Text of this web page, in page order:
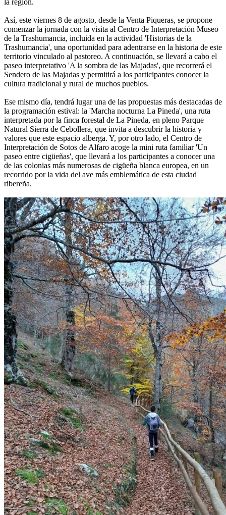
la región.
Así, este viernes 8 de agosto, desde la Venta Piqueras, se propone
comenzar la jornada con la visita al Centro de Interpretación Museo
de la Trashumancia, incluida en la actividad 'Historias de la
Trashumancia', una oportunidad para adentrarse en la historia de este
territorio vinculado al pastoreo. A continuación, se llevará a cabo el
paseo interpretativo 'A la sombra de las Majadas', que recorrerá el
Sendero de las Majadas y permitirá a los participantes conocer la
cultura tradicional y rural de muchos pueblos.
Ese mismo día, tendrá lugar una de las propuestas más destacadas de
la programación estival: la 'Marcha nocturna La Pineda', una ruta
interpretada por la finca forestal de La Pineda, en pleno Parque
Natural Sierra de Cebollera, que invita a descubrir la historia y
valores que este espacio alberga. Y, por otro lado, el Centro de
Interpretación de Sotos de Alfaro acoge la mini ruta familiar 'Un
paseo entre cigüeñas', que llevará a los participantes a conocer una
de las colonias más numerosas de cigüeña blanca europea, en un
recorrido por la vida del ave más emblemática de esta ciudad
ribereña.